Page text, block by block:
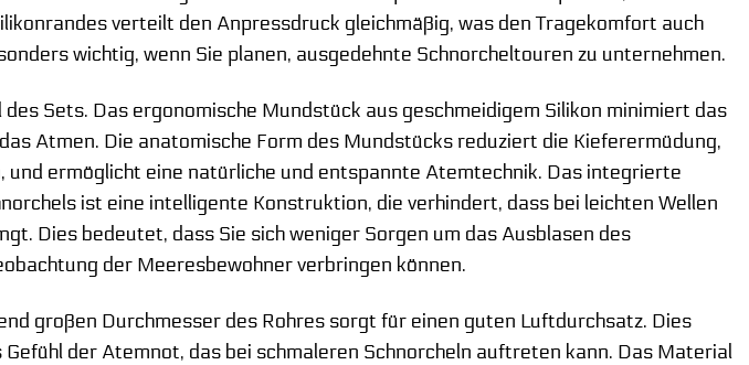
verteilt den Anpressdruck gleichmäßig, was den Tragekomfort auch
wichtig, wenn Sie planen, ausgedehnte Schnorcheltouren zu unternehmen.
Sets. Das ergonomische Mundstück aus geschmeidigem Silikon minimiert das
Atmen. Die anatomische Form des Mundstücks reduziert die Kieferermüdung,
und ermöglicht eine natürliche und entspannte Atemtechnik. Das integrierte
ist eine intelligente Konstruktion, die verhindert, dass bei leichten Wellen
Dies bedeutet, dass Sie sich weniger Sorgen um das Ausblasen des
der Meeresbewohner verbringen können.
großen Durchmesser des Rohres sorgt für einen guten Luftdurchsatz. Dies
der Atemnot, das bei schmaleren Schnorcheln auftreten kann. Das Material